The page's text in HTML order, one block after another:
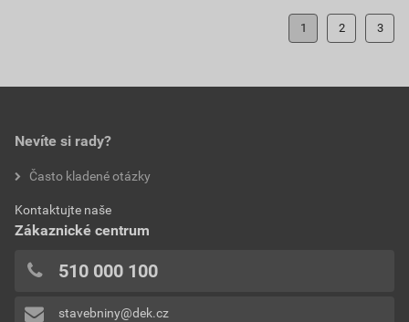
1 2 3
Nevíte si rady?
Často kladené otázky
Kontaktujte naše
Zákaznické centrum
510 000 100
stavebniny@dek.cz